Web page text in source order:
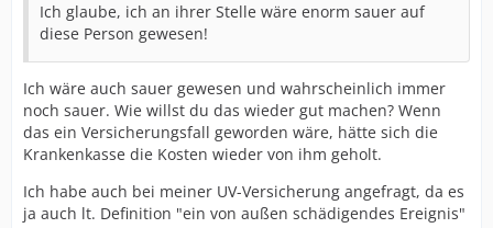
Ich glaube, ich an ihrer Stelle wäre enorm sauer auf
diese Person gewesen!
Ich wäre auch sauer gewesen und wahrscheinlich immer
noch sauer. Wie willst du das wieder gut machen? Wenn
das ein Versicherungsfall geworden wäre, hätte sich die
Krankenkasse die Kosten wieder von ihm geholt.
Ich habe auch bei meiner UV-Versicherung angefragt, da es
ja auch lt. Definition "ein von außen schädigendes Ereignis"